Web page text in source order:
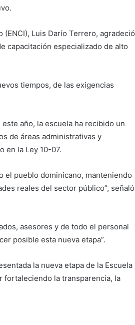
Luis Darío Terrero, agradeció
capacitación especializado de alto
tiempos, de las exigencias
año, la escuela ha recibido un
de áreas administrativas y
en la Ley 10-07.
el pueblo dominicano, manteniendo
reales del sector público”, señaló
asesores y de todo el personal
posible esta nueva etapa”.
la nueva etapa de la Escuela
fortaleciendo la transparencia, la